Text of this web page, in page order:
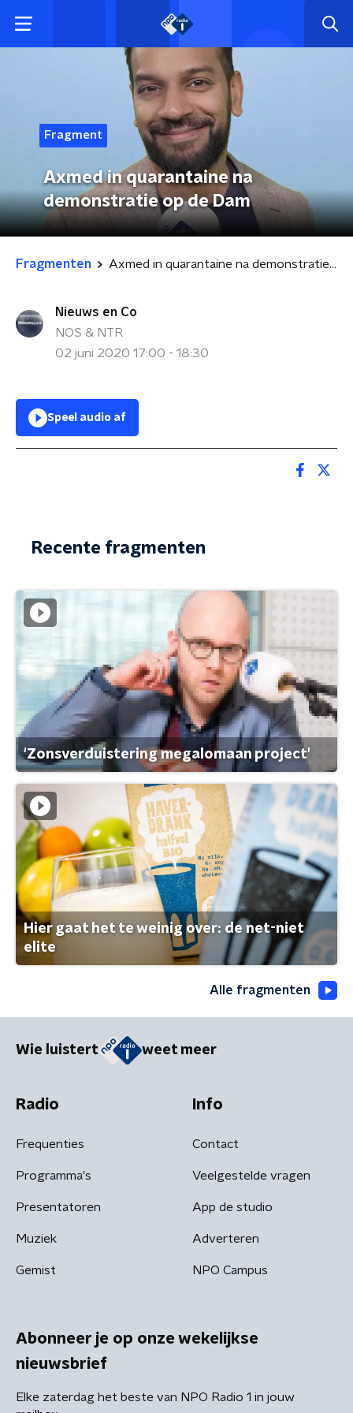
Fragment
Axmed in quarantaine na
demonstratie op de Dam
Fragmenten Axmed in quarantaine na demonstratie op de Dam
Nieuws en Co
NOS & NTR
02 juni 2020 17:00 - 18:30
Speel audio af
Recente fragmenten
'Zonsverduistering megalomaan project'
Hier gaat het te weinig over: de net-niet
elite
Alle fragmenten
Wie luistert weet meer
Radio
Frequenties
Programma's
Presentatoren
Muziek
Gemist
Info
Contact
Veelgestelde vragen
App de studio
Adverteren
NPO Campus
Abonneer je op onze wekelijkse
nieuwsbrief
Elke zaterdag het beste van NPO Radio 1 in jouw